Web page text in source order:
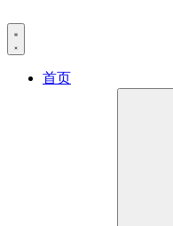
首页